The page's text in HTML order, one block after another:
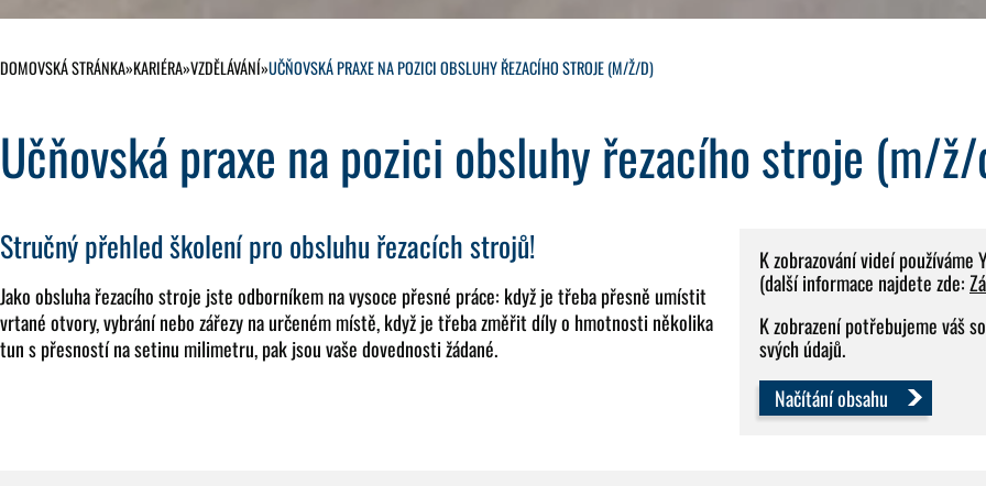
DOMOVSKÁ STRÁNKA»KARIÉRA»VZDĚLÁVÁNÍ»UČŇOVSKÁ PRAXE NA POZICI OBSLUHY ŘEZACÍHO STROJE (M/Ž/D)
Učňovská praxe na pozici obsluhy řezacího stroje (m/
Stručný přehled školení pro obsluhu řezacích strojů!
Jako obsluha řezacího stroje jste odborníkem na vysoce přesné práce: když je třeba přesně umístit
vrtané otvory, vybrání nebo zářezy na určeném místě, když je třeba změřit díly o hmotnosti několika
tun s přesností na setinu milimetru, pak jsou vaše dovednosti žádané.
K zobrazování videí
(další informace najdete zde:
K zobrazení potřebujeme váš
svých údajů.
Načítání obsahu